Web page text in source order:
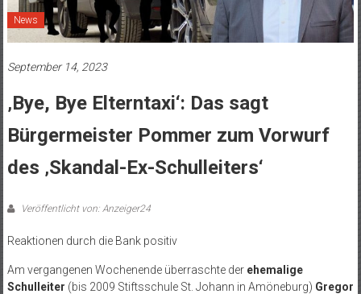
News
September 14, 2023
‚Bye, Bye Elterntaxi‘: Das sagt
Bürgermeister Pommer zum Vorwurf
des ‚Skandal-Ex-Schulleiters‘
Veröffentlicht von: Anzeiger24
Reaktionen durch die Bank positiv
Am vergangenen Wochenende überraschte der ehemalige
Schulleiter (bis 2009 Stiftsschule St. Johann in Amöneburg) Gregor